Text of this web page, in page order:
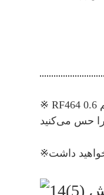
※ RF464 از فناوری هسته دو مش با مقاومت کم 0.6Ω استفاده می‌کند و سپس با استنشاق ریه همکاری می‌کند، طعم میوه‌ها بی‌نهایت بازیابی می‌شود. تصور کنید که
※